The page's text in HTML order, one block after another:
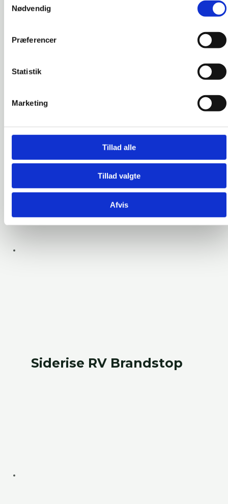
Nødvendig
Præferencer
Statistik
Marketing
Tillad alle
Tillad valgte
Afvis
Siderise RH Brandstop
Siderise RV Brandstop